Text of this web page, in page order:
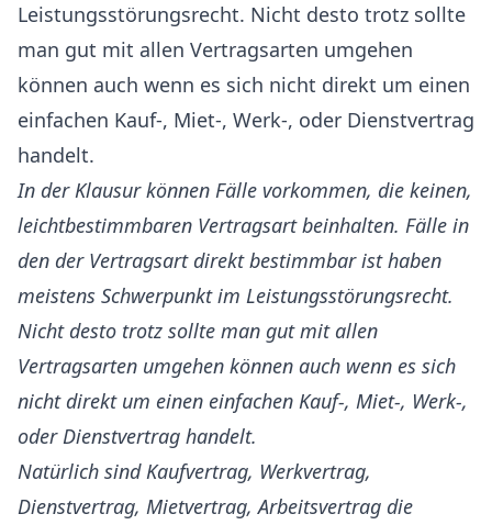
Leistungsstörungsrecht. Nicht desto trotz sollte
man gut mit allen Vertragsarten umgehen
können auch wenn es sich nicht direkt um einen
einfachen Kauf-, Miet-, Werk-, oder Dienstvertrag
handelt.
In der Klausur können Fälle vorkommen, die keinen,
leichtbestimmbaren Vertragsart beinhalten. Fälle in
den der Vertragsart direkt bestimmbar ist haben
meistens Schwerpunkt im Leistungsstörungsrecht.
Nicht desto trotz sollte man gut mit allen
Vertragsarten umgehen können auch wenn es sich
nicht direkt um einen einfachen Kauf-, Miet-, Werk-,
oder Dienstvertrag handelt.
Natürlich sind Kaufvertrag, Werkvertrag,
Dienstvertrag, Mietvertrag, Arbeitsvertrag die